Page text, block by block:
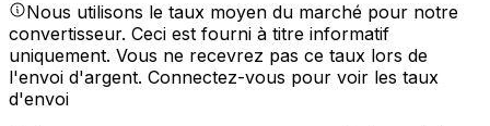
Nous utilisons le taux moyen du marché pour notre
convertisseur. Ceci est fourni à titre informatif
uniquement. Vous ne recevrez pas ce taux lors de
l'envoi d'argent. Connectez-vous pour voir les taux
d'envoi